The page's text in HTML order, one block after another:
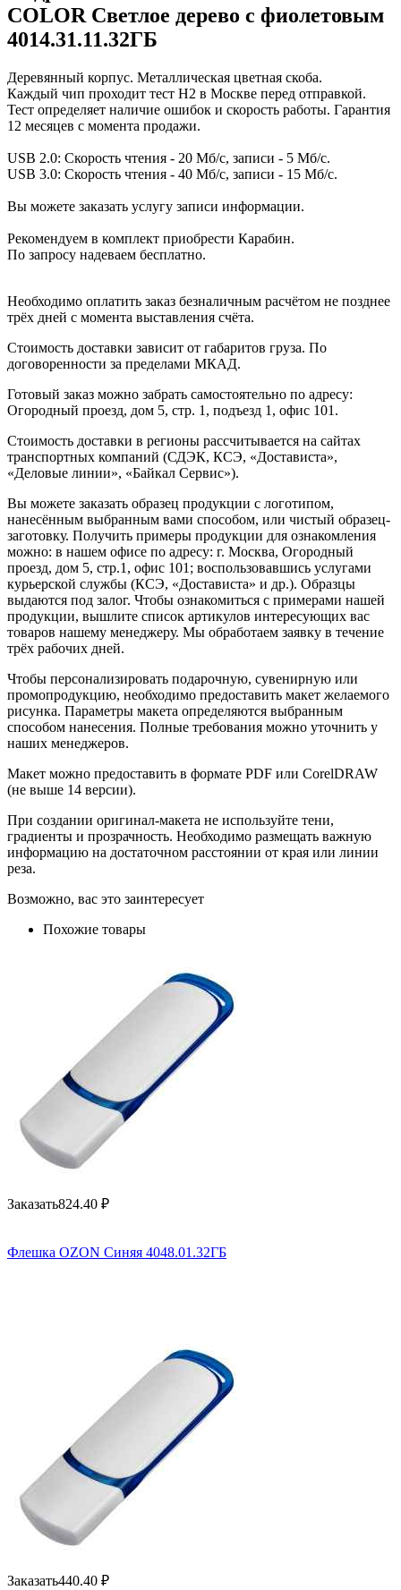
COLOR Светлое дерево с фиолетовым
4014.31.11.32ГБ
Деревянный корпус. Металлическая цветная скоба.
Каждый чип проходит тест H2 в Москве перед отправкой.
Тест определяет наличие ошибок и скорость работы. Гарантия
12 месяцев с момента продажи.
USB 2.0: Скорость чтения - 20 Мб/с, записи - 5 Мб/с.
USB 3.0: Скорость чтения - 40 Мб/с, записи - 15 Мб/с.
Вы можете заказать услугу записи информации.
Рекомендуем в комплект приобрести Карабин.
По запросу надеваем бесплатно.
Необходимо оплатить заказ безналичным расчётом не позднее
трёх дней с момента выставления счёта.
Стоимость доставки зависит от габаритов груза. По
договоренности за пределами МКАД.
Готовый заказ можно забрать самостоятельно по адресу:
Огородный проезд, дом 5, стр. 1, подъезд 1, офис 101.
Стоимость доставки в регионы рассчитывается на сайтах
транспортных компаний (СДЭК, КСЭ, «Достависта»,
«Деловые линии», «Байкал Сервис»).
Вы можете заказать образец продукции с логотипом,
нанесённым выбранным вами способом, или чистый образец-
заготовку. Получить примеры продукции для ознакомления
можно: в нашем офисе по адресу: г. Москва, Огородный
проезд, дом 5, стр.1, офис 101; воспользовавшись услугами
курьерской службы (КСЭ, «Достависта» и др.). Образцы
выдаются под залог. Чтобы ознакомиться с примерами нашей
продукции, вышлите список артикулов интересующих вас
товаров нашему менеджеру. Мы обработаем заявку в течение
трёх рабочих дней.
Чтобы персонализировать подарочную, сувенирную или
промопродукцию, необходимо предоставить макет желаемого
рисунка. Параметры макета определяются выбранным
способом нанесения. Полные требования можно уточнить у
наших менеджеров.
Макет можно предоставить в формате PDF или CorelDRAW
(не выше 14 версии).
При создании оригинал-макета не используйте тени,
градиенты и прозрачность. Необходимо размещать важную
информацию на достаточном расстоянии от края или линии
реза.
Возможно, вас это заинтересует
Похожие товары
Заказать824.40 ₽
Флешка OZON Синяя 4048.01.32ГБ
Заказать440.40 ₽